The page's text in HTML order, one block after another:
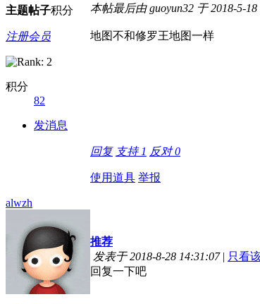
主题帖子积分
注册会员
积分
82
发消息
本帖最后由 guoyun32 于 2018-5-
地图不和修罗王地图一样
回复 支持 1 反对0
使用道具 举报
alwzh
推荐
发表于 2018-8-28 14:31:07 | 只看
回复一下吧